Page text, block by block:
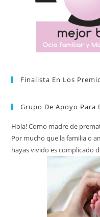
Finalista En Los
Grupo De Apoyo Para
Hola! Como madre de
Por mucho que la familia o
hayas vivido es complicado